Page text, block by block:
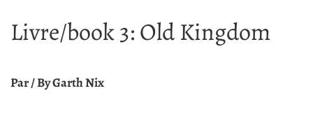
Livre/book 3: Old Kingdom
Par / By Garth Nix